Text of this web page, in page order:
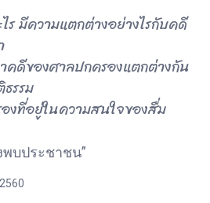
ร มีความแตกต่างอย่างไรกับคดี
คดีของศาลปกครองแตกต่างกัน
รรม
งที่อยู่ในความสนใจของสื่ม
พบประชาชน”